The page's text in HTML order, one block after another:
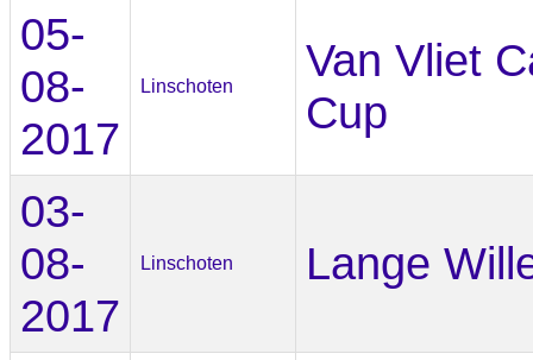
05-
08-
2017
Linschoten
Van Vliet
Cup
03-
08-
2017
Linschoten Lange